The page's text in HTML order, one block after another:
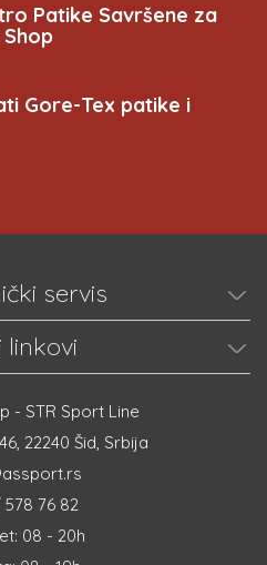
Patike Savršene za
Gore-Tex patike i
servis
linkovi
- STR Sport Line
22240 Šid, Srbija
76 82
08 - 20h